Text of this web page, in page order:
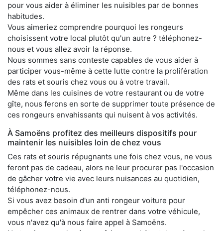
pour vous aider à éliminer les nuisibles par de bonnes
habitudes.
Vous aimeriez comprendre pourquoi les rongeurs
choisissent votre local plutôt qu'un autre ? téléphonez-
nous et vous allez avoir la réponse.
Nous sommes sans conteste capables de vous aider à
participer vous-même à cette lutte contre la prolifération
des rats et souris chez vous ou à votre travail.
Même dans les cuisines de votre restaurant ou de votre
gîte, nous ferons en sorte de supprimer toute présence de
ces rongeurs envahissants qui nuisent à vos activités.
À Samoëns profitez des meilleurs dispositifs pour
maintenir les nuisibles loin de chez vous
Ces rats et souris répugnants une fois chez vous, ne vous
feront pas de cadeau, alors ne leur procurer pas l'occasion
de gâcher votre vie avec leurs nuisances au quotidien,
téléphonez-nous.
Si vous avez besoin d'un anti rongeur voiture pour
empêcher ces animaux de rentrer dans votre véhicule,
vous n'avez qu'à nous faire appel à Samoëns.